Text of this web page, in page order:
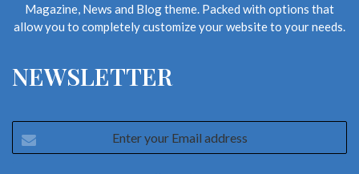
Magazine, News and Blog theme. Packed with options that
allow you to completely customize your website to your needs.
NEWSLETTER
your